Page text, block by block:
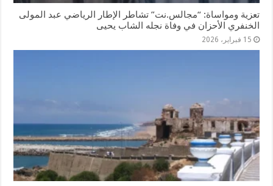
تعزية ومواساة: “مجالس.نت” تشاطر الإطار الرياضي عبد المولى
الخنفري الأحزان في وفاة نجله الشاب يحيى
15 فبراير، 2026